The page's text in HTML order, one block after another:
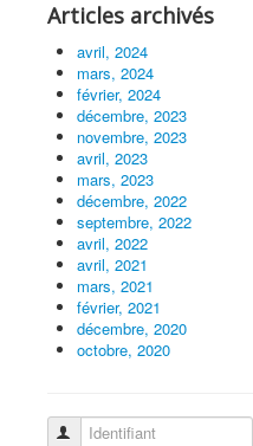
Articles archivés
avril, 2024
mars, 2024
février, 2024
décembre, 2023
novembre, 2023
avril, 2023
mars, 2023
décembre, 2022
septembre, 2022
avril, 2022
avril, 2021
mars, 2021
février, 2021
décembre, 2020
octobre, 2020
Identifiant